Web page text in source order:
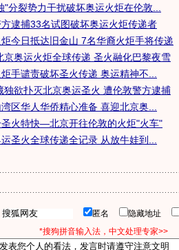
"分裂势力干扰破坏奥运火炬在伦敦...
逮捕33名试图破坏奥运火炬传递者
今日抵达旧金山 7名华裔火炬手将传递
京奥运火炬全球传递 圣火融化巴黎夜雪
手谴责破坏圣火传递 奥运精神不...
独欲扑灭北京奥运圣火 遭伦敦警方逮捕
湾区华人华侨精心准备 喜迎北京奥...
圣火特快―北京开往伦敦的火炬"火车"
圣火全球传递全记录 从放牛娃到...
匿名 隐藏地址
*搜狗拼音输入法，中文处理专家>>